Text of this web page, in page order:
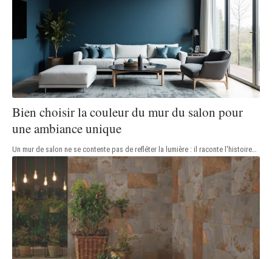
Bien choisir la couleur du mur du salon pour
une ambiance unique
Un mur de salon ne se contente pas de refléter la lumière : il raconte l'histoire…